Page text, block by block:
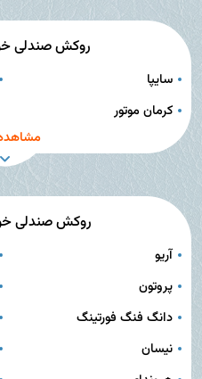
روکش صندلی
سایپا
کرمان موتور
روکش صندلی
آریو
پروتون
دانگ فنگ فورتینگ
نیسان